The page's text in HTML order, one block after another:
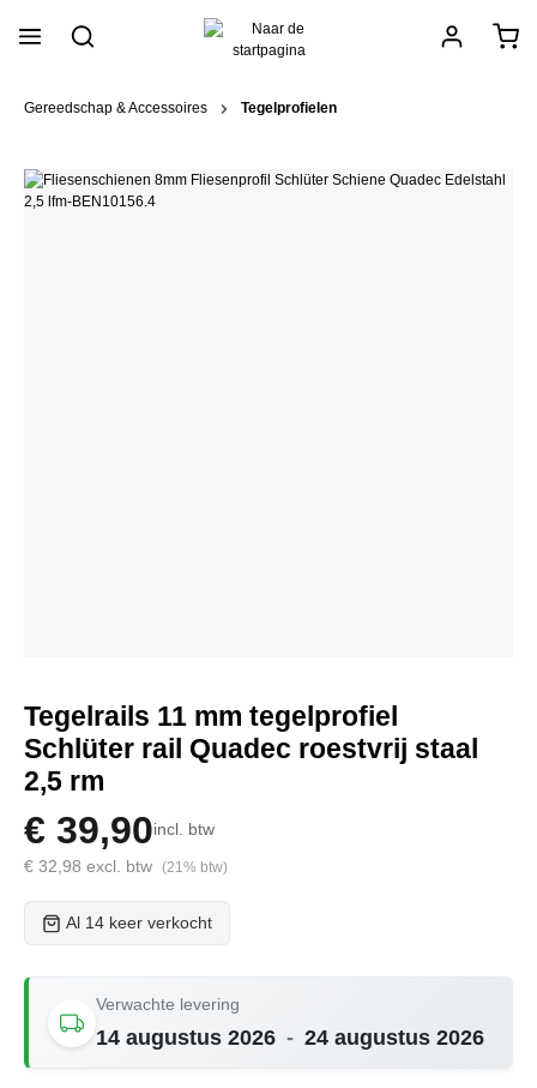
Gereedschap & Accessoires Tegelprofielen
Tegelrails 11 mm tegelprofiel
Schlüter rail Quadec roestvrij staal
2,5 rm
€ 39,90incl. btw
€ 32,98 excl. btw (21% btw)
Al 14 keer verkocht
Verwachte levering
14 augustus 2026 - 24 augustus 2026